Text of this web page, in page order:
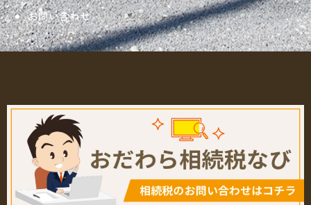
お問い合わせ